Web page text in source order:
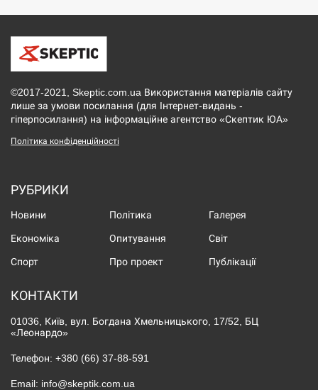
©2017-2021, Skeptic.com.ua Використання матеріалів сайту
лише за умови посилання (для Інтернет-видань -
гіперпосилання) на інформаційне агентство «Скептик ЮА»
Політика конфіденційності
РУБРИКИ
Новини Політика Галерея
Економіка Опитування Світ
Спорт Про проект Публікації
КОНТАКТИ
01036, Київ, вул. Богдана Хмельницького, 17/52, БЦ
«Леонардо»
Телефон: +380 (66) 37-88-591
Email: info@skeptik.com.ua